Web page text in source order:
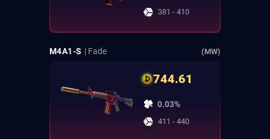
381 - 410
M4A1-S | Fade (MW)
744.61
0.03%
411 - 440